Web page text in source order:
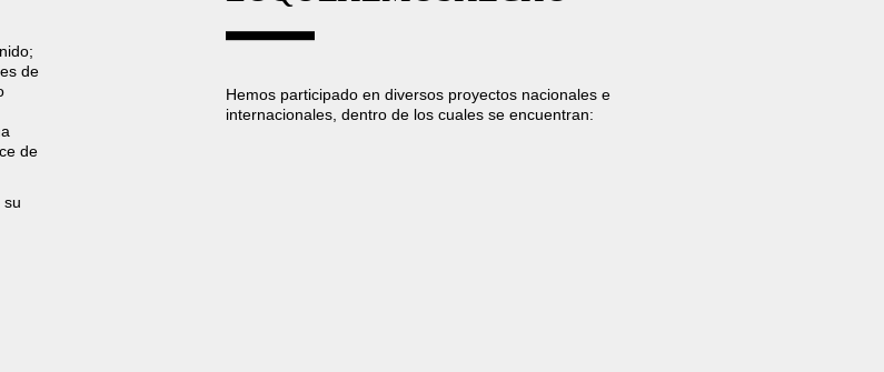
de
de
su
Hemos participado en diversos proyectos nacionales e
internacionales, dentro de los cuales se encuentran: